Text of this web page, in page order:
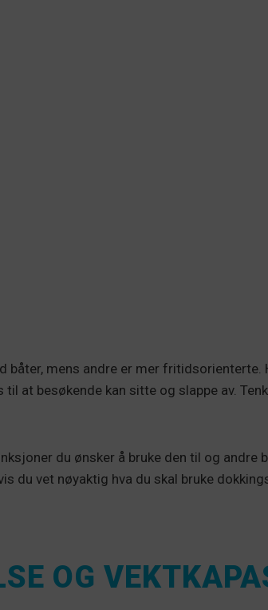
båter, mens andre er mer fritidsorienterte.
at besøkende kan sitte og slappe av.
du ønsker å bruke den til og andre
du vet nøyaktig hva du skal bruke
OG